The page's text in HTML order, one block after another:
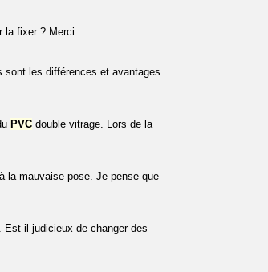
la fixer ? Merci.
sont les différences et avantages
PVC double vitrage. Lors de la
la mauvaise pose. Je pense que
il judicieux de changer des